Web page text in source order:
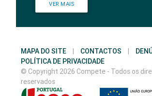
VER MAIS
MAPA DO SITE | CONTACTOS |
POLÍTICA DE PRIVACIDADE
© Copyright 2026 Compete - Todos os
reservados